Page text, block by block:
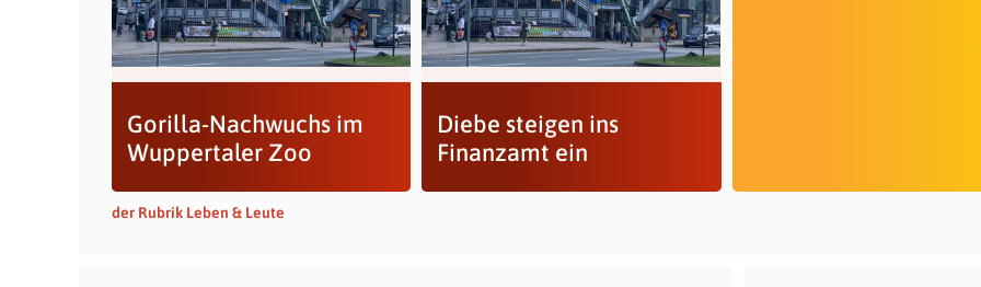
Gorilla-Nachwuchs im
Wuppertaler Zoo
Diebe steigen ins
Finanzamt ein
der Rubrik Leben & Leute